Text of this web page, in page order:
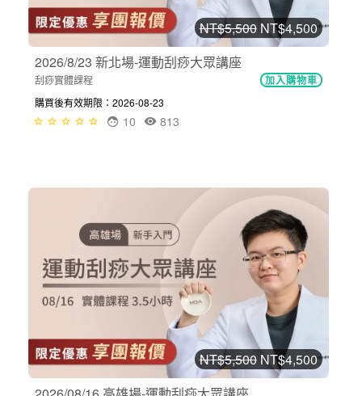
NT$5,500 NT$4,500
2026/8/23 新北場-運動刮痧大眾講座
刮痧實體課程 加入購物車
購買後有效期限：2026-08-23
813
10
NT$5,500 NT$4,500